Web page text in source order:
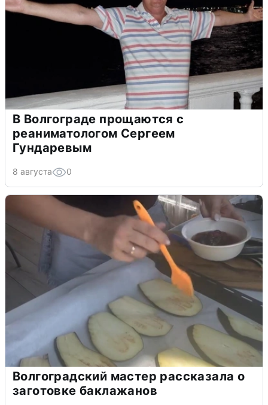
В Волгограде прощаются с
реаниматологом Сергеем
Гундаревым
8 августа 0
Волгоградский мастер рассказала о
заготовке баклажанов